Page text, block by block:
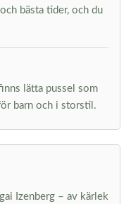
bästa tider, och du
lätta pussel som
barn och i storstil.
Izenberg – av kärlek